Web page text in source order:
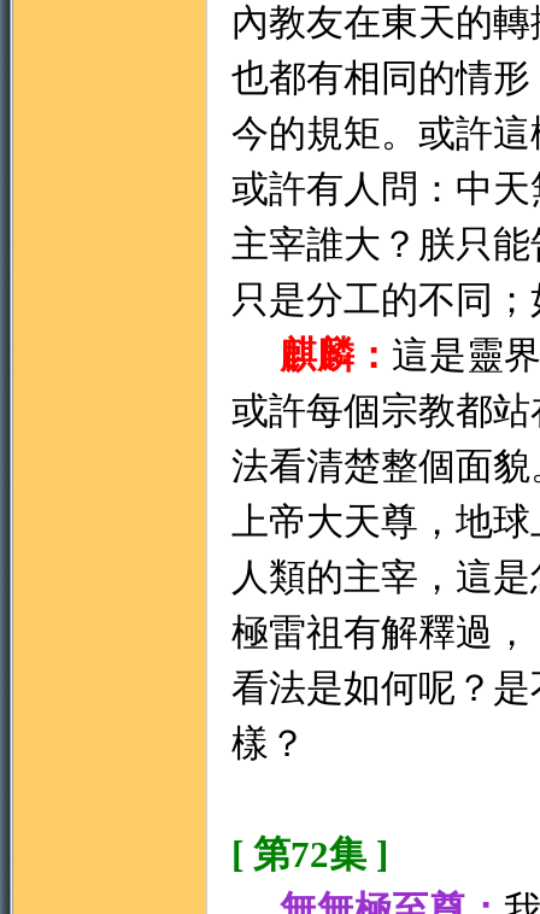
內教友在東天的
也都有相同的情
今的規矩。或許
或許有人問：中
主宰誰大？朕只
只是分工的不同
麒麟： 這是靈
或許每個宗教都
法看清楚整個面
上帝大天尊，地
人類的主宰，這
極雷祖有解釋過
看法是如何呢？
樣？
[ 第72集 ]